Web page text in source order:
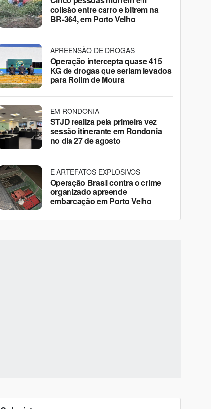
colisão entre carro e bitrem na
BR-364, em Porto Velho
APREENSÃO DE DROGAS
Operação intercepta quase 415
KG de drogas que seriam levados
para Rolim de Moura
EM RONDONIA
STJD realiza pela primeira vez
sessão itinerante em Rondonia
no dia 27 de agosto
E ARTEFATOS EXPLOSIVOS
Operação Brasil contra o crime
organizado apreende
embarcação em Porto Velho